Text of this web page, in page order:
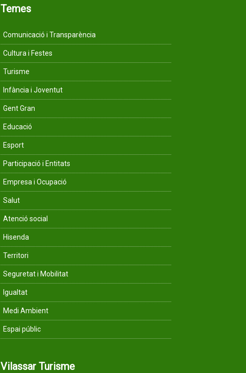
Temes
Comunicació i Transparència
Cultura i Festes
Turisme
Infància i Joventut
Gent Gran
Educació
Esport
Participació i Entitats
Empresa i Ocupació
Salut
Atenció social
Hisenda
Territori
Seguretat i Mobilitat
Igualtat
Medi Ambient
Espai públic
Vilassar Turisme